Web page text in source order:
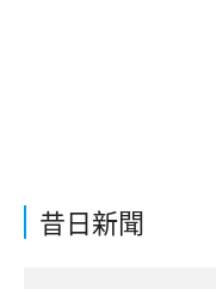
昔日新聞